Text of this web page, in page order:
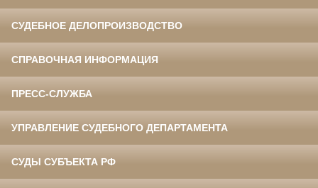
СУДЕБНОЕ ДЕЛОПРОИЗВОДСТВО
СПРАВОЧНАЯ ИНФОРМАЦИЯ
ПРЕСС-СЛУЖБА
УПРАВЛЕНИЕ СУДЕБНОГО ДЕПАРТАМЕНТА
СУДЫ СУБЪЕКТА РФ